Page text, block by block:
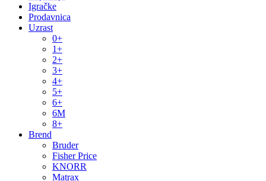
Igračke
Prodavnica
Uzrast
0+
1+
2+
3+
4+
5+
6+
6M
8+
Brend
Bruder
Fisher Price
KNORR
Matrax